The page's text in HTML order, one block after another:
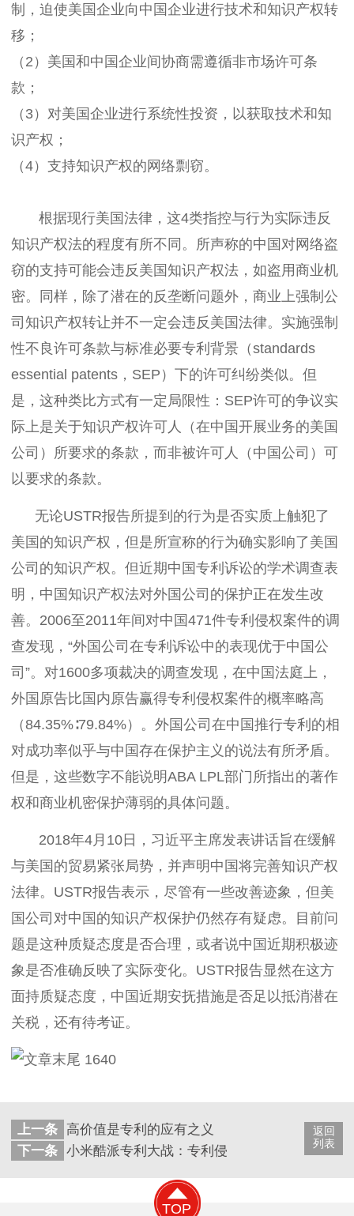
制，迫使美国企业向中国企业进行技术和知识产权转
移；
（2）美国和中国企业间协商需遵循非市场许可条
款；
（3）对美国企业进行系统性投资，以获取技术和知
识产权；
（4）支持知识产权的网络剽窃。
根据现行美国法律，这4类指控与行为实际违反
知识产权法的程度有所不同。所声称的中国对网络盗
窃的支持可能会违反美国知识产权法，如盗用商业机
密。同样，除了潜在的反垄断问题外，商业上强制公
司知识产权转让并不一定会违反美国法律。实施强制
性不良许可条款与标准必要专利背景（standards
essential patents，SEP）下的许可纠纷类似。但
是，这种类比方式有一定局限性：SEP许可的争议实
际上是关于知识产权许可人（在中国开展业务的美国
公司）所要求的条款，而非被许可人（中国公司）可
以要求的条款。
无论USTR报告所提到的行为是否实质上触犯了
美国的知识产权，但是所宣称的行为确实影响了美国
公司的知识产权。但近期中国专利诉讼的学术调查表
明，中国知识产权法对外国公司的保护正在发生改
善。2006至2011年间对中国471件专利侵权案件的调
查发现，“外国公司在专利诉讼中的表现优于中国公
司”。对1600多项裁决的调查发现，在中国法庭上，
外国原告比国内原告赢得专利侵权案件的概率略高
（84.35%∶79.84%）。外国公司在中国推行专利的相
对成功率似乎与中国存在保护主义的说法有所矛盾。
但是，这些数字不能说明ABA LPL部门所指出的著作
权和商业机密保护薄弱的具体问题。
2018年4月10日，习近平主席发表讲话旨在缓解
与美国的贸易紧张局势，并声明中国将完善知识产权
法律。USTR报告表示，尽管有一些改善迹象，但美
国公司对中国的知识产权保护仍然存有疑虑。目前问
题是这种质疑态度是否合理，或者说中国近期积极迹
象是否准确反映了实际变化。USTR报告显然在这方
面持质疑态度，中国近期安抚措施是否足以抵消潜在
关税，还有待考证。
返回
列表
上一条
高价值是专利的应有之义
下一条 小米酷派专利大战：专利侵权怎么办？这几招很
TOP